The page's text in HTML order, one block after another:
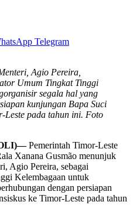
Telegram
Agio Pereira,
Umum Tingkat Tinggi
segala hal yang
kunjungan Bapa Suci
Leste pada tahun ini. Foto
Pemerintah Timor-Leste
Xanana Gusmão menunjuk
Agio Pereira, sebagai
Kelembagaan untuk
dengan persiapan
ke Timor-Leste pada tahun